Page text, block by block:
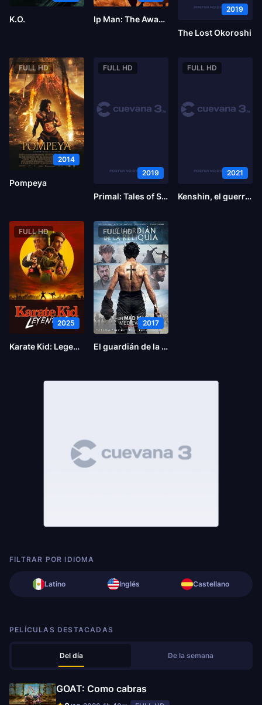
K.O. Ip Man: The Awakening
2019
The Lost Okoroshi
FULL HD
2014
Pompeya
FULL HD
2019
Primal: Tales of Savagery
FULL HD
2021
Kenshin, el guerrero samurái: El final
FULL HD
2025
Karate Kid: Legends
FULL HD
2017
El guardián de la reliquia
FILTRAR POR IDIOMA
Latino Inglés Castellano
PELÍCULAS DESTACADAS
Del día De la semana
GOAT: Como cabras